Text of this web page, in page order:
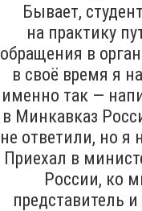
Бывает,
на практику
обращения в
в своё время я
именно так —
в Минкавказ
не ответили, но я
Приехал в
России, ко
представитель